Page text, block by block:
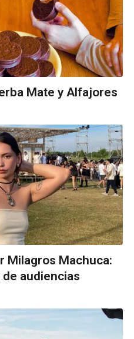
Mate y Alfajores
Milagros Machuca:
audiencias